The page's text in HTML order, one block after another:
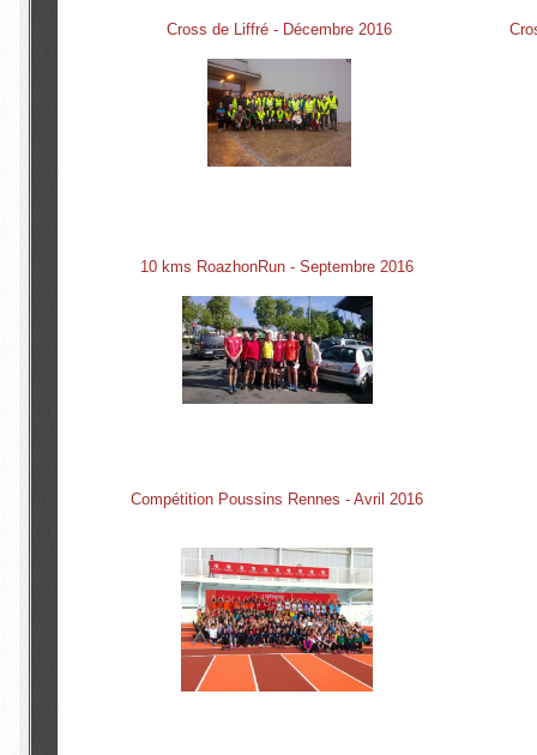
Cross de Liffré - Décembre 2016
10 kms RoazhonRun - Septembre 2016
Compétition Poussins Rennes - Avril 2016